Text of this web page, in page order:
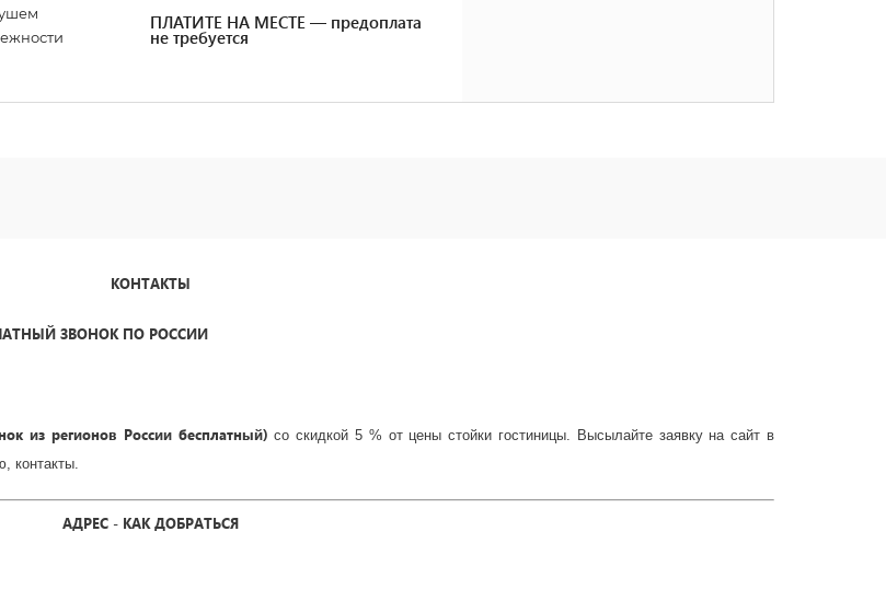
ПЛАТИТЕ НА МЕСТЕ — предоплата
не требуется
КОНТАКТЫ
ЗВОНОК ПО РОССИИ
из регионов России бесплатный) со скидкой 5 % от цены стойки гостиницы. Высылайте заявку на сайт в
контакты.
АДРЕС - КАК ДОБРАТЬСЯ